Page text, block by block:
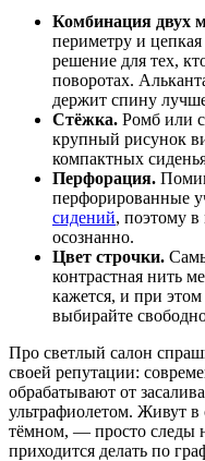
Комбинация двух
периметру и
решение для тех,
поворотах.
держит спину
Стёжка. Ромб или
крупный рисунок
компактных
Перфорация.
перфорированные
сидений, поэтому
осознанно.
Цвет строчки.
контрастная нить
кажется, и при
выбирайте
Про светлый салон
своей репутации:
обрабатывают от
ультрафиолетом. Живут в
тёмном, — просто следы
приходится делать по